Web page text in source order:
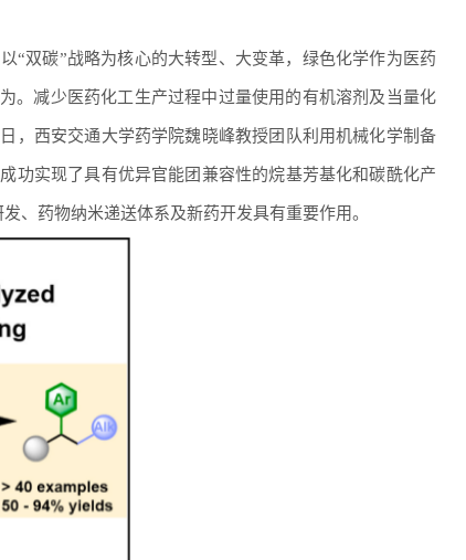
“双碳”战略为核心的大转型、大变革，绿色化学作为医药
。减少医药化工生产过程中过量使用的有机溶剂及当量化
，西安交通大学药学院魏晓峰教授团队利用机械化学制备
功实现了具有优异官能团兼容性的烷基芳基化和碳酰化产
、药物纳米递送体系及新药开发具有重要作用。